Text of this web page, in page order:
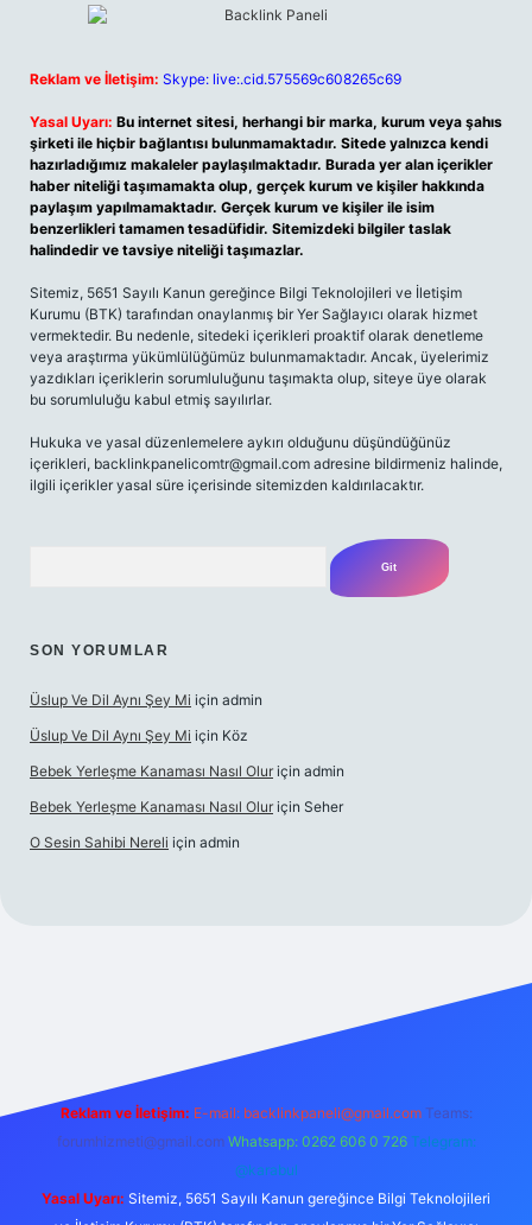
Reklam ve İletişim: Skype: live:.cid.575569c608265c69
Yasal Uyarı: Bu internet sitesi, herhangi bir marka, kurum veya şahıs
şirketi ile hiçbir bağlantısı bulunmamaktadır. Sitede yalnızca kendi
hazırladığımız makaleler paylaşılmaktadır. Burada yer alan içerikler
haber niteliği taşımamakta olup, gerçek kurum ve kişiler hakkında
paylaşım yapılmamaktadır. Gerçek kurum ve kişiler ile isim
benzerlikleri tamamen tesadüfidir. Sitemizdeki bilgiler taslak
halindedir ve tavsiye niteliği taşımazlar.
Sitemiz, 5651 Sayılı Kanun gereğince Bilgi Teknolojileri ve İletişim
Kurumu (BTK) tarafından onaylanmış bir Yer Sağlayıcı olarak hizmet
vermektedir. Bu nedenle, sitedeki içerikleri proaktif olarak denetleme
veya araştırma yükümlülüğümüz bulunmamaktadır. Ancak, üyelerimiz
yazdıkları içeriklerin sorumluluğunu taşımakta olup, siteye üye olarak
bu sorumluluğu kabul etmiş sayılırlar.
Hukuka ve yasal düzenlemelere aykırı olduğunu düşündüğünüz
içerikleri, backlinkpanelicomtr@gmail.com adresine bildirmeniz halinde,
ilgili içerikler yasal süre içerisinde sitemizden kaldırılacaktır.
SON YORUMLAR
Üslup Ve Dil Aynı Şey Mi için admin
Üslup Ve Dil Aynı Şey Mi için Köz
Bebek Yerleşme Kanaması Nasıl Olur için admin
Bebek Yerleşme Kanaması Nasıl Olur için Seher
O Sesin Sahibi Nereli için admin
Reklam ve İletişim: E-mail: backlinkpaneli@gmail.com Teams:
forumhizmeti@gmail.com Whatsapp: 0262 606 0 726 Telegram:
@karabul
Yasal Uyarı: Sitemiz, 5651 Sayılı Kanun gereğince Bilgi Teknolojileri